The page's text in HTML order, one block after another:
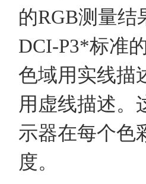
的RGB测量结
DCI-P3*标准
色域用实线描
用虚线描述。
示器在每个色
度。